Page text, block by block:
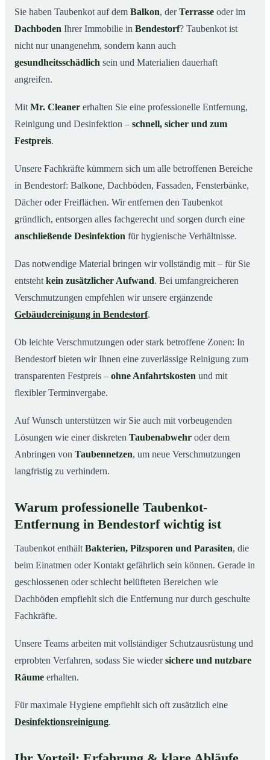
Taubenkot entfernen in Bendestorf & Umgebung
05Jetzt Angebot für die Taubenkot-Entfernung in
Sie haben Taubenkot auf dem Balkon, derTerrasse oder im
Dachboden Ihrer Immobilie in Bendestorf? Taubenkot ist
nicht nur unangenehm, sondern kann auch
gesundheitsschädlich sein und Materialien dauerhaft
angreifen.
Mit Mr. Cleaner erhalten Sie eine professionelle Entfernung,
Reinigung und Desinfektion – schnell, sicher und zum
Festpreis.
Unsere Fachkräfte kümmern sich um alle betroffenen Bereiche
in Bendestorf: Balkone, Dachböden, Fassaden, Fensterbänke,
Dächer oder Freiflächen. Wir entfernen den Taubenkot
gründlich, entsorgen alles fachgerecht und sorgen durch eine
anschließende Desinfektion für hygienische Verhältnisse.
Das notwendige Material bringen wir vollständig mit – für Sie
entsteht kein zusätzlicher Aufwand. Bei umfangreicheren
Verschmutzungen empfehlen wir unsere ergänzende
Gebäudereinigung in Bendestorf.
Ob leichte Verschmutzungen oder stark betroffene Zonen: In
Bendestorf bieten wir Ihnen eine zuverlässige Reinigung zum
transparenten Festpreis – ohne Anfahrtskosten und mit
flexibler Terminvergabe.
Auf Wunsch unterstützen wir Sie auch mit vorbeugenden
Lösungen wie einer diskreten Taubenabwehr oder dem
Anbringen von Taubennetzen, um neue Verschmutzungen
langfristig zu verhindern.
Warum professionelle Taubenkot-
Entfernung in Bendestorf wichtig ist
Taubenkot enthält Bakterien, Pilzsporen und Parasiten, die
beim Einatmen oder Kontakt gefährlich sein können. Gerade in
geschlossenen oder schlecht belüfteten Bereichen wie
Dachböden empfiehlt sich die Entfernung nur durch geschulte
Fachkräfte.
Unsere Teams arbeiten mit vollständiger Schutzausrüstung und
erprobten Verfahren, sodass Sie wiedersichere und nutzbare
Räume erhalten.
Für maximale Hygiene empfiehlt sich oft zusätzlich eine
Desinfektionsreinigung.